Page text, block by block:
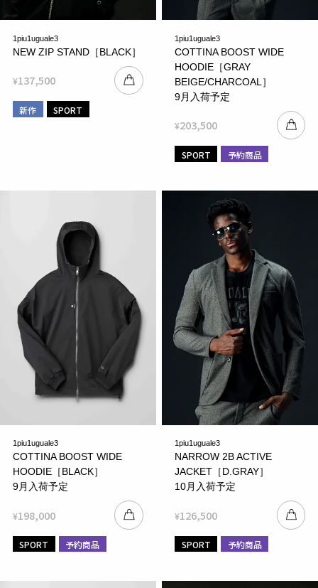
1piu1uguale3
NEW ZIP STAND［BLACK］
¥137,500
新作 SPORT
1piu1uguale3
COTTINA BOOST WIDE
HOODIE［GRAY
BEIGE/CHARCOAL］
9月入荷予定
¥203,500
SPORT 予約商品
1piu1uguale3
COTTINA BOOST WIDE
HOODIE［BLACK］
9月入荷予定
¥198,000
SPORT 予約商品
1piu1uguale3
NARROW 2B ACTIVE
JACKET［D.GRAY］
10月入荷予定
¥126,500
SPORT 予約商品